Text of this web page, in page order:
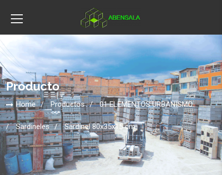
Producto
Home Productos 01 ELEMENTOS URBANISMO
Sardineles Sardinel 80x35x15 cm